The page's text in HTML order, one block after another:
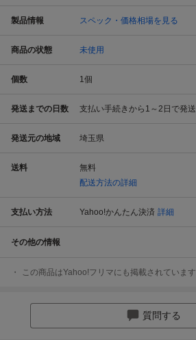
製品情報 スペック・価格相場を見る
商品の状態 未使用
個数 1個
発送までの日数 支払い手続きから1～2日で発送
発送元の地域 埼玉県
送料
無料
配送方法の詳細
支払い方法 Yahoo!かんたん決済 詳細
その他の情報
この商品はYahoo!フリマにも掲載されています
質問する